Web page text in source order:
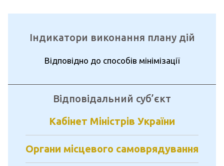
Індикатори виконання плану дій
Відповідно до способів мінімізації
Відповідальний суб’єкт
Кабінет Міністрів України
Органи місцевого самоврядування